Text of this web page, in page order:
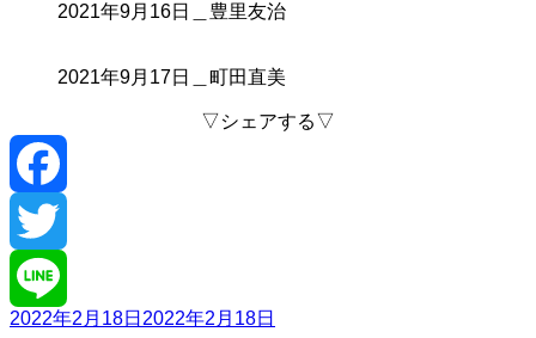
2021年9月16日＿豊里友治
2021年9月17日＿町田直美
▽シェアする▽
投
2022年2月18日 2022年2月18日